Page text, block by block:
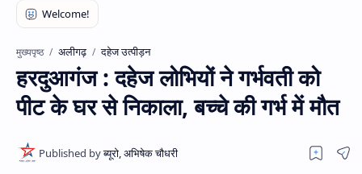
मुख्यपृष्ठ अलीगढ़ दहेज उत्पीड़न
हरदुआगंज : दहेज लोभियों ने गर्भवती को
पीट के घर से निकाला, बच्चे की गर्भ में मौत